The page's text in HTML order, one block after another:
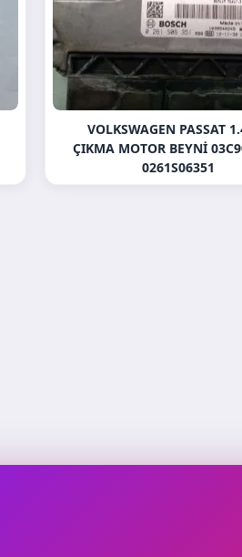
VOLKSWAGEN PASSAT
ÇIKMA MOTOR BEYNI
0261S06351